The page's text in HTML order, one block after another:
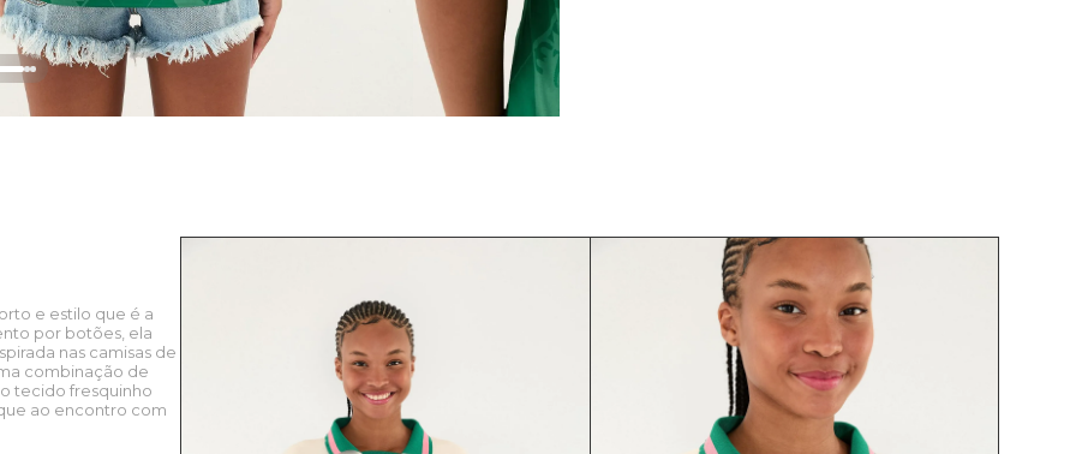
e estilo que é a
por botões, ela
nas camisas de
combinação de
tecido fresquinho
ao encontro com